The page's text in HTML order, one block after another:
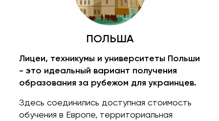
ПОЛЬША
Лицеи, техникумы и университеты Польши
- это идеальный вариант получения
образования за рубежом для украинцев.
Здесь соединились доступная стоимость
обучения в Европе, территориальная